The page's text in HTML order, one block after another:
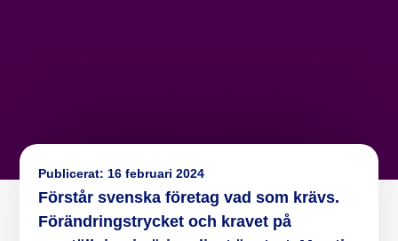
Publicerat: 16 februari 2024
Förstår svenska företag vad som krävs.
Förändringstrycket och kravet på